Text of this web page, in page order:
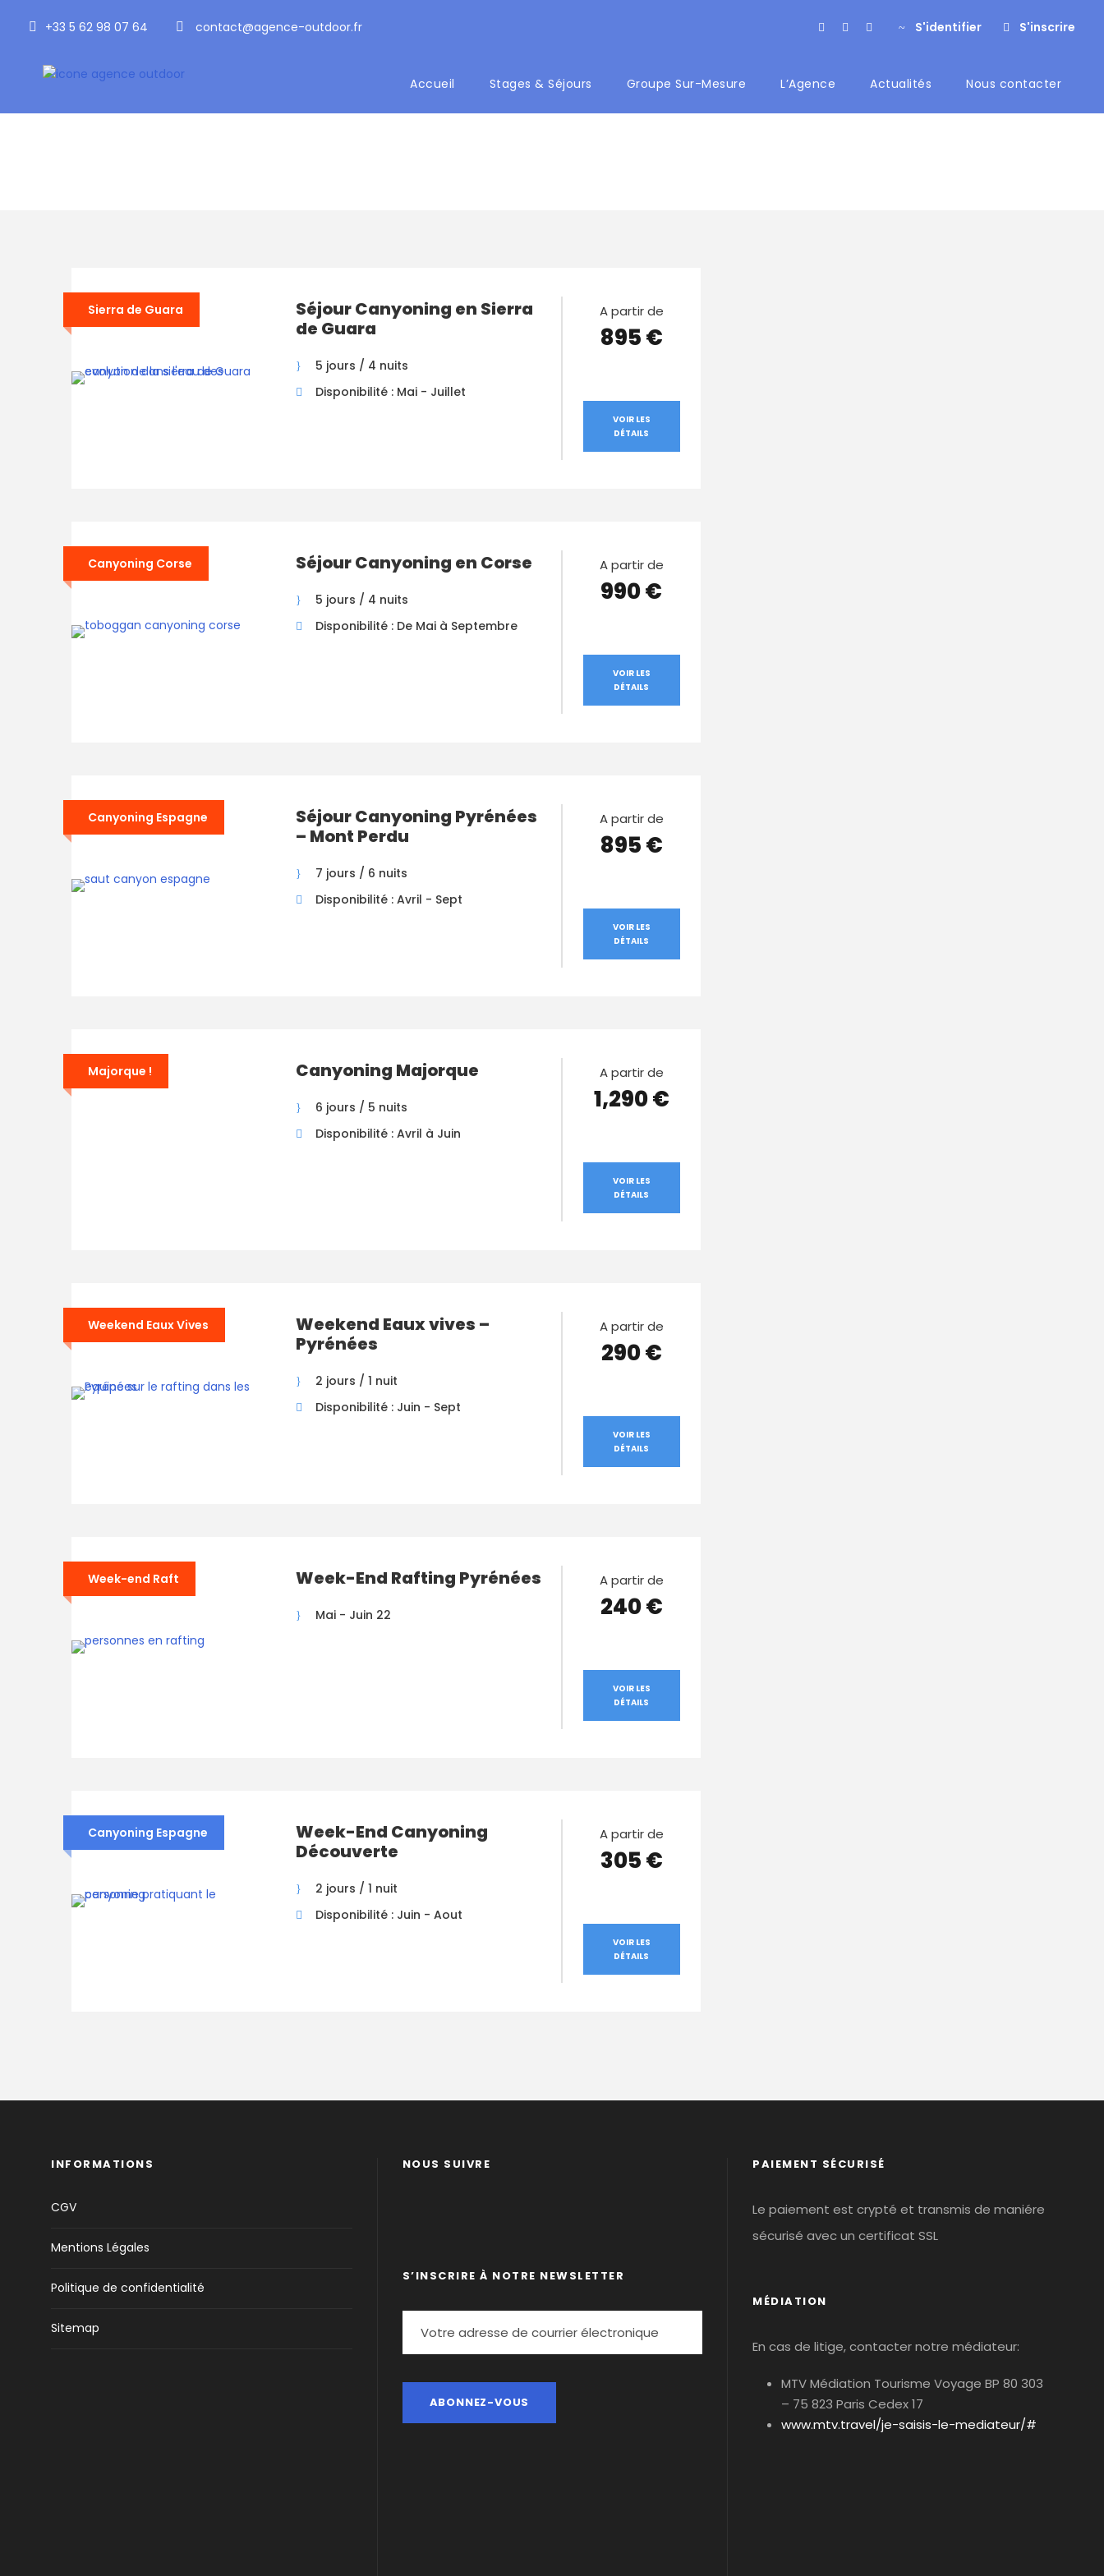
+33 5 62 98 07 64 contact@agence-outdoor.fr S'identifier S'inscrire
Accueil Stages & Séjours Groupe Sur-Mesure L’Agence Actualités Nous contacter
Sierra de Guara
Séjour Canyoning en Sierra
de Guara
5 jours / 4 nuits
Disponibilité : Mai - Juillet
A partir de
895 €
VOIR LES
DÉTAILS
Canyoning Corse Séjour Canyoning en Corse
5 jours / 4 nuits
Disponibilité : De Mai à Septembre
A partir de
990 €
VOIR LES
DÉTAILS
Canyoning Espagne
Séjour Canyoning Pyrénées
– Mont Perdu
7 jours / 6 nuits
Disponibilité : Avril - Sept
A partir de
895 €
VOIR LES
DÉTAILS
Majorque ! Canyoning Majorque
6 jours / 5 nuits
Disponibilité : Avril à Juin
A partir de
1,290 €
VOIR LES
DÉTAILS
Weekend Eaux Vives
Weekend Eaux vives –
Pyrénées
2 jours / 1 nuit
Disponibilité : Juin - Sept
A partir de
290 €
VOIR LES
DÉTAILS
Week-end Raft Week-End Rafting Pyrénées
Mai - Juin 22
A partir de
240 €
VOIR LES
DÉTAILS
Canyoning Espagne
Week-End Canyoning
Découverte
2 jours / 1 nuit
Disponibilité : Juin - Aout
A partir de
305 €
VOIR LES
DÉTAILS
INFORMATIONS
CGV
Mentions Légales
Politique de confidentialité
Sitemap
NOUS SUIVRE
S’INSCRIRE À NOTRE NEWSLETTER
PAIEMENT SÉCURISÉ
Le paiement est crypté et transmis de maniére
sécurisé avec un certificat SSL
MÉDIATION
En cas de litige, contacter notre médiateur:
MTV Médiation Tourisme Voyage BP 80 303
– 75 823 Paris Cedex 17
www.mtv.travel/je-saisis-le-mediateur/#